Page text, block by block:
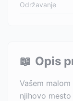
Održavanje
📖 Opis
Vašem
njihovo